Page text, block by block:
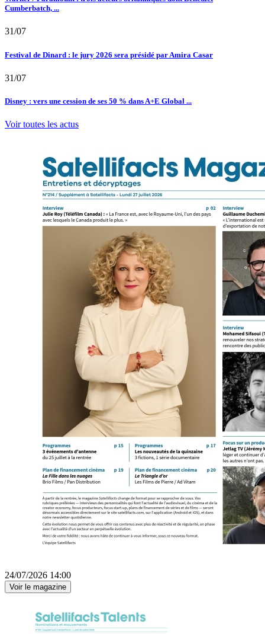
Cumberbatch, ...
31/07
Festival de Dinard : le jury 2026 sera présidé par Amira Casar
31/07
Disney : vers une cession de ses 50 % dans A+E Global ...
Voir toutes les actus
24/07/2026 14:00
Voir le magazine